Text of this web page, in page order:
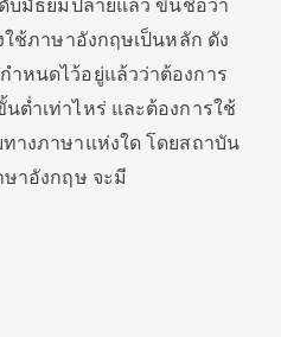
บมัธยมปลายแล้ว ขึ้นชื่อว่า
ช้ภาษาอังกฤษเป็นหลัก ดัง
หนดไว้อยู่แล้วว่าต้องการ
ต่ำเท่าไหร่ และต้องการใช้
างภาษาแห่งใด โดยสถาบัน
าอังกฤษ จะมี